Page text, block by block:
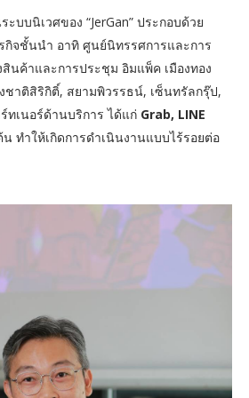
บบนิเวศของ “JerGan” ประกอบด้วย
จชั้นนำ อาทิ ศูนย์นิทรรศการและการ
นค้าและการประชุม อิมแพ็ค เมืองทอง
าติสิริกิติ์, สยามพิวรรธน์, เซ็นทรัลกรุ๊ป,
ทเนอร์ด้านบริการ ได้แก่ Grab, LINE
ทำให้เกิดการดำเนินงานแบบไร้รอยต่อ